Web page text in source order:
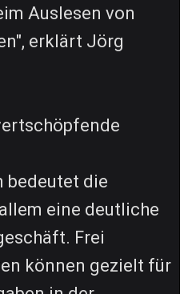
Auslesen von
erklärt Jörg
bedeutet die
eine deutliche
Frei
können gezielt für